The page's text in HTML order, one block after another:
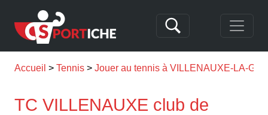
Accueil Tennis Jouer au tennis à VILLENAUXE-LA-
TC VILLENAUXE club de